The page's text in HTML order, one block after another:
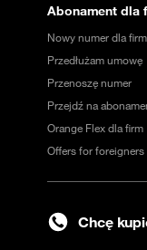
Abonament dla
Nowy numer dla firm
Przedłużam umowę
Przenoszę numer
Przejdź na
Orange Flex dla firm
Offers for foreigners
Chcę